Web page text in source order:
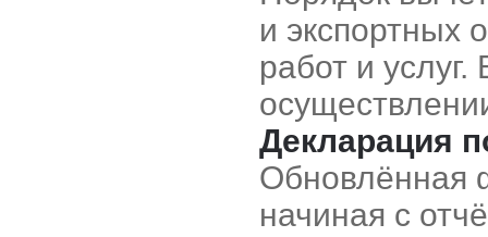
и экспортных
работ и
Декларация
Обновлённая
начиная с